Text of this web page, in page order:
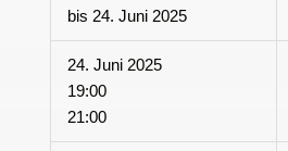
bis 24. Juni 2025
24. Juni 2025
19:00
21:00